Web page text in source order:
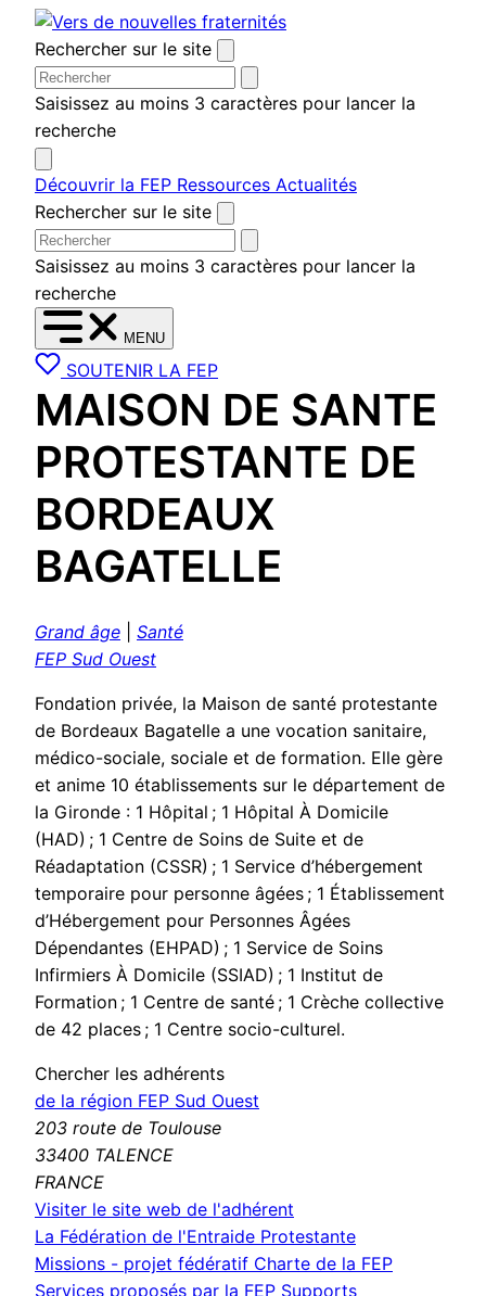
Aller
au
contenu
Rechercher sur le site
Saisissez au moins 3 caractères pour lancer la
recherche
Découvrir la FEP Ressources Actualités
Rechercher sur le site
Saisissez au moins 3 caractères pour lancer la
recherche
MENU
SOUTENIR LA FEP
MAISON DE SANTE
PROTESTANTE DE
BORDEAUX
BAGATELLE
Grand âge
Santé
FEP Sud Ouest
Fondation privée, la Maison de santé protestante
de Bordeaux Bagatelle a une vocation sanitaire,
médico-sociale, sociale et de formation. Elle gère
et anime 10 établissements sur le département de
la Gironde : 1 Hôpital ; 1 Hôpital À Domicile
(HAD) ; 1 Centre de Soins de Suite et de
Réadaptation (CSSR) ; 1 Service d’hébergement
temporaire pour personne âgées ; 1 Établissement
d’Hébergement pour Personnes Âgées
Dépendantes (EHPAD) ; 1 Service de Soins
Infirmiers À Domicile (SSIAD) ; 1 Institut de
Formation ; 1 Centre de santé ; 1 Crèche collective
de 42 places ; 1 Centre socio-culturel.
Chercher les adhérents
de la région FEP Sud Ouest
203 route de Toulouse
33400 TALENCE
FRANCE
Visiter le site web de l'adhérent
fenêtre)
La Fédération de l'Entraide Protestante
Missions - projet fédératif Charte de la FEP
Services proposés par la FEP Supports